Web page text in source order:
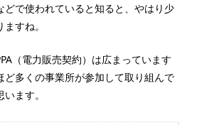
どで使われていると知ると、やはり少
すね。
（電力販売契約）は広まっています
ど多くの事業所が参加して取り組んで
ます。